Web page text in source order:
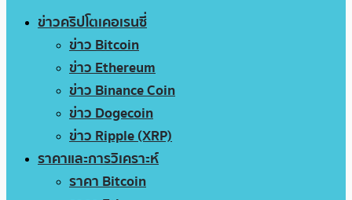
ข่าวคริปโตเคอเรนซี่
ข่าว Bitcoin
ข่าว Ethereum
ข่าว Binance Coin
ข่าว Dogecoin
ข่าว Ripple (XRP)
ราคาและการวิเคราะห์
ราคา Bitcoin